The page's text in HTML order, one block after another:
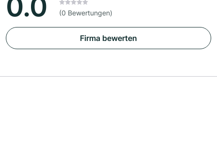
0.0 (0 Bewertungen)
Firma bewerten